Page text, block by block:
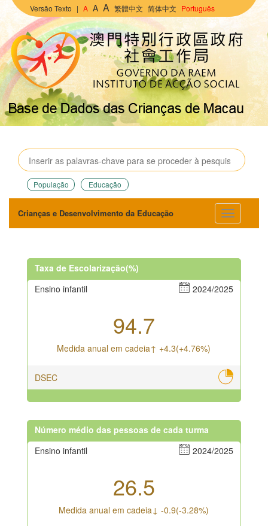
Versão Texto | A A A 繁體中文 简体中文 Português
População Educação
Crianças e Desenvolvimento da Educação
Taxa de Escolarização(%)
Ensino infantil
2024/2025
94.7
Medida anual em cadeia↑ +4.3(+4.76%)
DSEC
Número médio das pessoas de cada turma
Ensino infantil
2024/2025
26.5
Medida anual em cadeia↓ -0.9(-3.28%)